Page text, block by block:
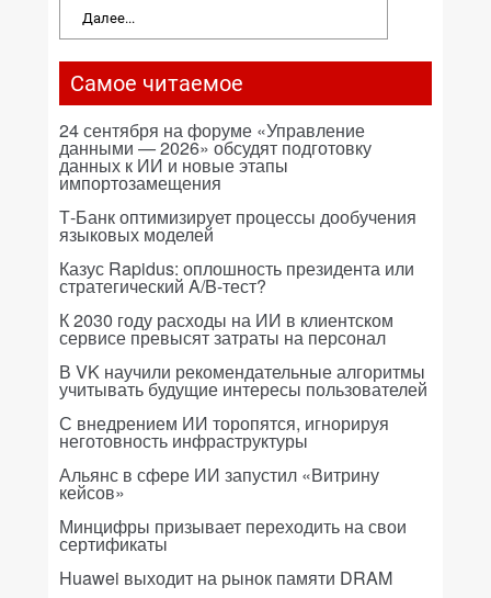
Далее...
Самое читаемое
24 сентября на форуме «Управление
данными — 2026» обсудят подготовку
данных к ИИ и новые этапы
импортозамещения
Т-Банк оптимизирует процессы дообучения
языковых моделей
Казус Rapidus: оплошность президента или
стратегический A/B-тест?
К 2030 году расходы на ИИ в клиентском
сервисе превысят затраты на персонал
В VK научили рекомендательные алгоритмы
учитывать будущие интересы пользователей
С внедрением ИИ торопятся, игнорируя
неготовность инфраструктуры
Альянс в сфере ИИ запустил «Витрину
кейсов»
Минцифры призывает переходить на свои
сертификаты
Huawei выходит на рынок памяти DRAM